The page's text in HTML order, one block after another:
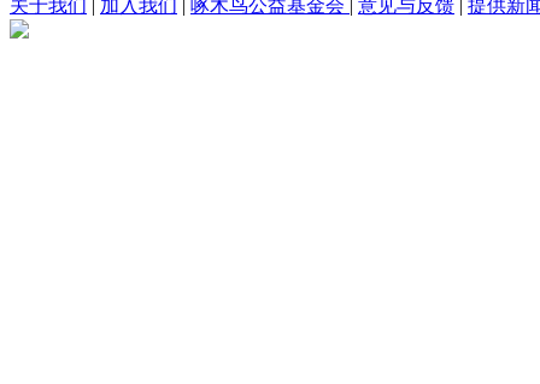
关于我们 | 加入我们 | 啄木鸟公益基金会 | 意见与反馈 | 提供新